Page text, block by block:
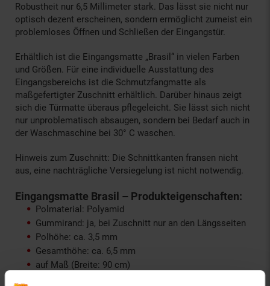
Robustheit nur 6,5 Millimeter stark. Das lässt sie nicht nur
optisch dezent erscheinen, sondern ermöglicht zumeist ein
problemloses Öffnen und Schließen der Eingangstür.
Erhältlich ist die Eingangsmatte „Brasil“ in vielen Farben
und Größen. Für eine individuelle Ausstattung des
Eingangsbereichs ist die Schmutzfangmatte als
maßgefertigter Zuschnitt erhältlich. Darüber hinaus zeigt
sich die Türmatte überaus pflegeleicht. Sie lässt sich nicht
nur unproblematisch absaugen, sondern bei Bedarf auch in
der Waschmaschine bei 30° C waschen.
Hinweis zum Zuschnitt: Die Schnittkanten fransen nicht
aus, eine nachträgliche Versiegelung ist nicht notwendig.
Eingangsmatte Brasil – Produkteigenschaften:
Polmaterial: Polyamid
Gummirand: ja, bei Zuschnitt nur an den Längsseiten
Polhöhe: ca. 3,5 mm
Gesamthöhe: ca. 6,5 mm
auf Maß (Breite: 90 cm)